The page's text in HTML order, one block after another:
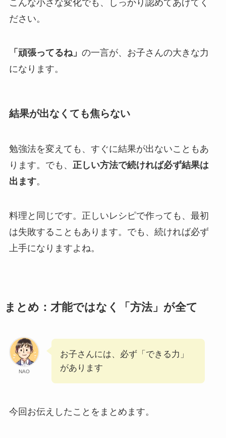
こんな小さな変化でも、しっかり認めてあげてく
ださい。
「頑張ってるね」 の一言が、お子さんの大きな力
になります。
結果が出なくても焦らない
勉強法を変えても、すぐに結果が出ないこともあ
ります。でも、 正しい方法で続ければ必ず結果は
出ます。
料理と同じです。正しいレシピで作っても、最初
は失敗することもあります。でも、続ければ必ず
上手になりますよね。
まとめ：才能ではなく「方法」が全て
NAO
お子さんには、必ず「できる力」
があります
今回お伝えしたことをまとめます。